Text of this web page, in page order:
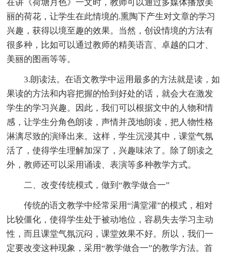
在讲《荷塘月色》一文时，教师可以通过多媒体播放美
丽的荷花，让学生在此情境的.熏陶下产生对文章的学习
兴趣，获得以境至趣的效果。当然，创设情境的方法有
很多种，比如可以通过教师的精美语言、卓越的口才、
美丽的图画等等。
3.朗读法。在语文教学中运用最多的方法就是读，如
果读的方法和内容把握的恰到好处的话，就会大在激发
学生的学习兴趣。因此，我们可以根据文中的人物和情
感，让学生分角色朗读，声情并茂地朗读，把人物性格
淋漓尽致的演绎出来。这样，学生沉浸其中，课堂气氛
活了，使得学生理解加深了，兴趣味浓了。除了朗读之
外，教师还可以采用诵读、表演等多种教学方式。
二、改变传统模式，做到“教学做合一”
传统的语文教学中经常采用“满堂灌”的模式，相对
比较僵化，使得学生处于被动地位，容易失去学习主动
性，而且课堂气氛沉闷，课堂效果不好。所以，我们一
定要改变这种现象，采用“教学做合一”的教学方法。首